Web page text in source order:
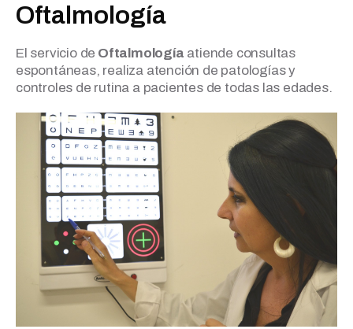
Oftalmología
El servicio de Oftalmología atiende consultas
espontáneas, realiza atención de patologías y
controles de rutina a pacientes de todas las edades.